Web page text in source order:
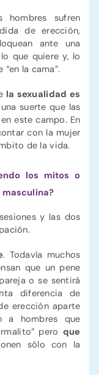
sufren
de erección,
ante una
que quiere y, lo
la cama”.
la sexualidad es
suerte que las
este campo. En
con la mujer
de la vida.
los mitos o
y las dos
. Todavía muchos
que un pene
o se sentirá
diferencia de
erección aparte
a hombres que
pero que
sólo con la